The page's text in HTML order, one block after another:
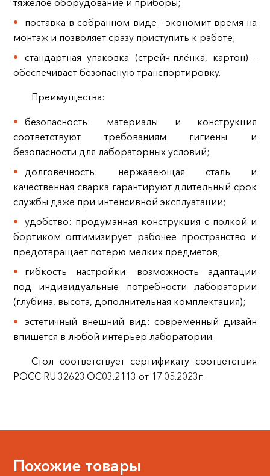
тяжёлое оборудование и приборы;
поставка в собранном виде - экономит время на
монтаж и позволяет сразу приступить к работе;
стандартная упаковка (стрейч-плёнка, картон) -
обеспечивает безопасную транспортировку.
Преимущества:
безопасность: материалы и конструкция
соответствуют требованиям гигиены и
безопасности для лабораторных условий;
долговечность: нержавеющая сталь и
качественная сварка гарантируют длительный срок
службы даже при интенсивной эксплуатации;
удобство: продуманная конструкция с полкой и
бортиком оптимизирует рабочее пространство и
предотвращает потерю мелких предметов;
гибкость настройки: возможность адаптации
под индивидуальные потребности лаборатории
(глубина, высота, дополнительная комплектация);
эстетичный внешний вид: современный дизайн
впишется в любой интерьер лаборатории.
Стол соответствует сертификату соответствия
РОСС RU.32623.ОС03.2113 от 17.05.2023г.
Похожие товары